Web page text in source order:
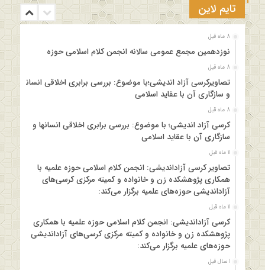
تایم لاین
8 ماه قبل
نوزدهمین مجمع عمومی سالانه انجمن کلام اسلامی حوزه
8 ماه قبل
تصاویرکرسی آزاد اندیشی؛با موضوع: بررسی برابری اخلاقی انسانها
و سازگاری آن با عقاید اسلامی
8 ماه قبل
کرسی آزاد اندیشی؛ با موضوع: بررسی برابری اخلاقی انسانها و
سازگاری آن با عقاید اسلامی
11 ماه قبل
تصاویر کرسی آزاداندیشی: انجمن کلام اسلامی حوزه علمیه با
همکاری پژوهشکده زن و خانواده و کمیته مرکزی کرسی‌های
آزاداندیشی حوزه‌های علمیه برگزار می‌کند:
11 ماه قبل
کرسی آزاداندیشی: انجمن کلام اسلامی حوزه علمیه با همکاری
پژوهشکده زن و خانواده و کمیته مرکزی کرسی‌های آزاداندیشی
حوزه‌های علمیه برگزار می‌کند:
1 سال قبل